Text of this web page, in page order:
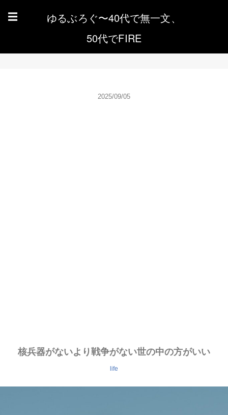
☰
ゆるぶろぐ〜40代で無一文、
50代でFIRE
2025/09/05
核兵器がないより戦争がない世の中の方がいい
life